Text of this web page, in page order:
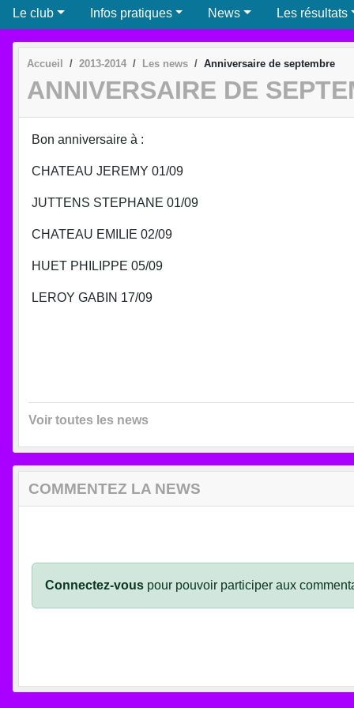
Le club Infos pratiques News Les résultats
Accueil 2013-2014 Les news Anniversaire de septembre
ANNIVERSAIRE DE
Bon anniversaire à :
CHATEAU JEREMY 01/09
JUTTENS STEPHANE 01/09
CHATEAU EMILIE 02/09
HUET PHILIPPE 05/09
LEROY GABIN 17/09
Voir toutes les news
COMMENTEZ LA NEWS
Connectez-vous pour pouvoir participer aux